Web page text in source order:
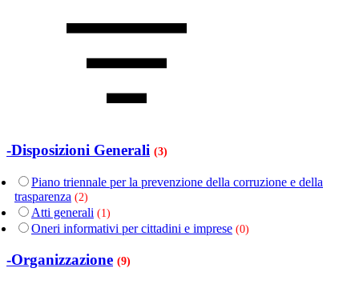
-Disposizioni Generali (3)
Piano triennale per la prevenzione della corruzione e della
trasparenza (2)
Atti generali (1)
Oneri informativi per cittadini e imprese (0)
-Organizzazione (9)